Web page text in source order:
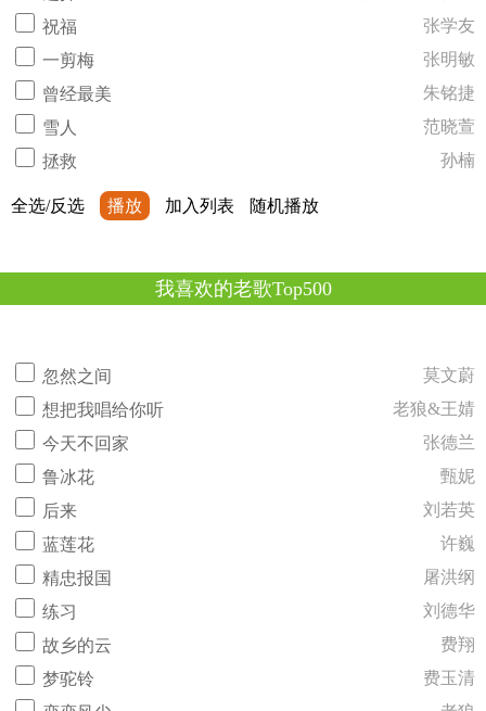
祝福
张学友
一剪梅
张明敏
曾经最美
朱铭捷
雪人
范晓萱
拯救
孙楠
全选/反选 播放 加入列表 随机播放
我喜欢的老歌Top500
忽然之间
莫文蔚
想把我唱给你听
老狼&王婧
今天不回家
张德兰
鲁冰花
甄妮
后来
刘若英
蓝莲花
许巍
精忠报国
屠洪纲
练习
刘德华
故乡的云
费翔
梦驼铃
费玉清